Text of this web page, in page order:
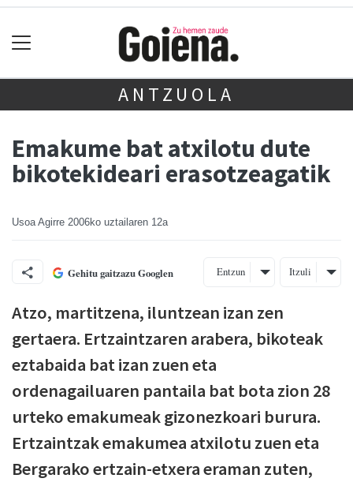
ANTZUOLA
Emakume bat atxilotu dute
bikotekideari erasotzeagatik
Usoa Agirre 2006ko uztailaren 12a
Gehitu gaitzazu Googlen Entzun Itzuli
Atzo, martitzena, iluntzean izan zen
gertaera. Ertzaintzaren arabera, bikoteak
eztabaida bat izan zuen eta
ordenagailuaren pantaila bat bota zion 28
urteko emakumeak gizonezkoari burura.
Ertzaintzak emakumea atxilotu zuen eta
Bergarako ertzain-etxera eraman zuten,